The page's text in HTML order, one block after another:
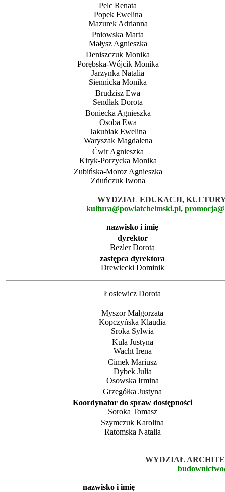
Pelc Renata
Popek Ewelina
Mazurek Adrianna
Pniowska Marta
Małysz Agnieszka
Deniszczuk Monika
Porębska-Wójcik Monika
Jarzynka Natalia
Siennicka Monika
Brudzisz Ewa
Sendłak Dorota
Boniecka Agnieszka
Osoba Ewa
Jakubiak Ewelina
Waryszak Magdalena
Ćwir Agnieszka
Kiryk-Porzycka Monika
Zubińska-Moroz Agnieszka
Zduńczuk Iwona
WYDZIAŁ EDUKACJI,
kultura@powiatchelmski.pl,
nazwisko i imię
dyrektor
Bezler Dorota
zastępca dyrektora
Drewiecki Dominik
Łosiewicz Dorota
Myszor Małgorzata
Kopczyńska Klaudia
Sroka Sylwia
Kula Justyna
Wacht Irena
Cimek Mariusz
Dybek Julia
Osowska Irmina
Grzegółka Justyna
Koordynator do spraw dostępności
Soroka Tomasz
Szymczuk Karolina
Ratomska Natalia
WYDZIAŁ
nazwisko i imię